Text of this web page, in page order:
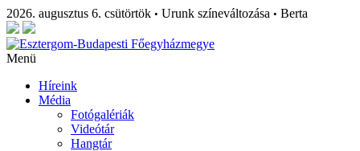
2026. augusztus 6. csütörtök • Urunk színeváltozása • Berta
Menü
Híreink
Média
Fotógalériák
Videótár
Hangtár